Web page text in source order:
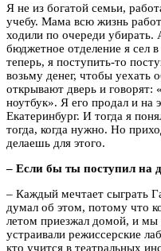
Я не из богатой семьи,
учебу. Мама всю жизнь
ходили по очереди убирать.
бюджетное отделение я сел
теперь, я поступить-то
возьму денег, чтобы уехать
открывают дверь и
ноутбук». Я его продал и на
Екатеринбург. И тогда я
тогда, когда нужно. Но
делаешь для этого.
– Если бы ты поступил на
– Каждый мечтает сыграть
думал об этом, потому что
летом приезжал домой, и мы
устраивали режиссерские
кто учится в театральных